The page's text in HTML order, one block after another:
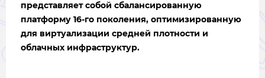
представляет собой сбалансированную
платформу 16-го поколения, оптимизированную
для виртуализации средней плотности и
облачных инфраструктур.